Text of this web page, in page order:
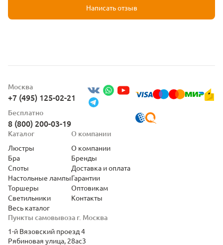
Написать отзыв
Москва
+7 (495) 125-02-21
Бесплатно
8 (800) 200-03-19
Пункты самовывоза г. Москва
1-й Вязовский проезд 4
Рябиновая улица, 28ас3
Каталог
Люстры
Бра
Споты
Настольные лампы
Торшеры
Светильники
Весь каталог
О компании
О компании
Бренды
Доставка и оплата
Гарантии
Оптовикам
Контакты